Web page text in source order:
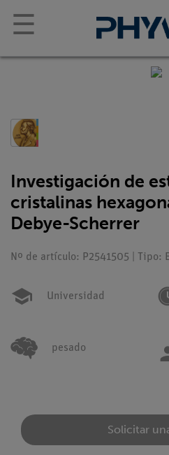
☰
Investigación de
cristalinas
Debye-Scherrer
Nº de artículo: P2541505 | Tipo:
Universidad
pesado
Solicitar